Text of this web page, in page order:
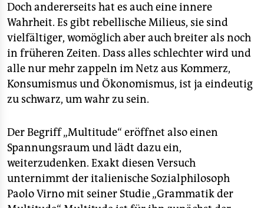
Doch andererseits hat es auch eine innere
Wahrheit. Es gibt rebellische Milieus, sie sind
vielfältiger, womöglich aber auch breiter als noch
in früheren Zeiten. Dass alles schlechter wird und
alle nur mehr zappeln im Netz aus Kommerz,
Konsumismus und Ökonomismus, ist ja eindeutig
zu schwarz, um wahr zu sein.
Der Begriff „Multitude“ eröffnet also einen
Spannungsraum und lädt dazu ein,
weiterzudenken. Exakt diesen Versuch
unternimmt der italienische Sozialphilosoph
Paolo Virno mit seiner Studie „Grammatik der